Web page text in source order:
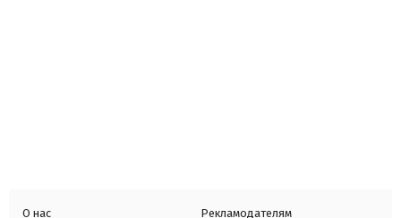
О нас
Рекламодателям